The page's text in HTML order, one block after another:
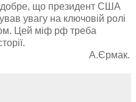
добре, що президент США
увагу на ключовій ролі
Цей міф рф треба
А.Єрмак.